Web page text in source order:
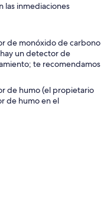
las inmediaciones
de monóxido de carbono
un detector de
te recomendamos
de humo (el propietario
de humo en el